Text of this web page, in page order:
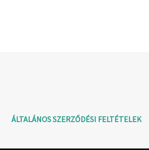
ÁLTALÁNOS SZERZŐDÉSI FELTÉTELEK